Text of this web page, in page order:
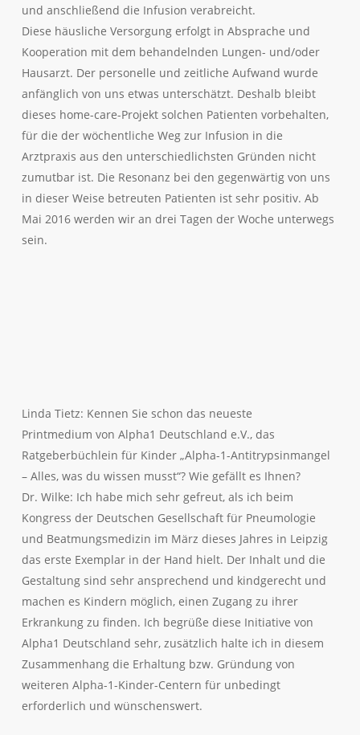
und anschließend die Infusion verabreicht.
Diese häusliche Versorgung erfolgt in Absprache und
Kooperation mit dem behandelnden Lungen- und/oder
Hausarzt. Der personelle und zeitliche Aufwand wurde
anfänglich von uns etwas unterschätzt. Deshalb bleibt
dieses home-care-Projekt solchen Patienten vorbehalten,
für die der wöchentliche Weg zur Infusion in die
Arztpraxis aus den unterschiedlichsten Gründen nicht
zumutbar ist. Die Resonanz bei den gegenwärtig von uns
in dieser Weise betreuten Patienten ist sehr positiv. Ab
Mai 2016 werden wir an drei Tagen der Woche unterwegs
sein.
Linda Tietz: Kennen Sie schon das neueste
Printmedium von Alpha1 Deutschland e.V., das
Ratgeberbüchlein für Kinder „Alpha-1-Antitrypsinmangel
– Alles, was du wissen musst“? Wie gefällt es Ihnen?
Dr. Wilke: Ich habe mich sehr gefreut, als ich beim
Kongress der Deutschen Gesellschaft für Pneumologie
und Beatmungsmedizin im März dieses Jahres in Leipzig
das erste Exemplar in der Hand hielt. Der Inhalt und die
Gestaltung sind sehr ansprechend und kindgerecht und
machen es Kindern möglich, einen Zugang zu ihrer
Erkrankung zu finden. Ich begrüße diese Initiative von
Alpha1 Deutschland sehr, zusätzlich halte ich in diesem
Zusammenhang die Erhaltung bzw. Gründung von
weiteren Alpha-1-Kinder-Centern für unbedingt
erforderlich und wünschenswert.